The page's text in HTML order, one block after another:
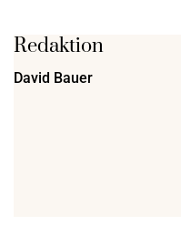
Redaktion
David Bauer